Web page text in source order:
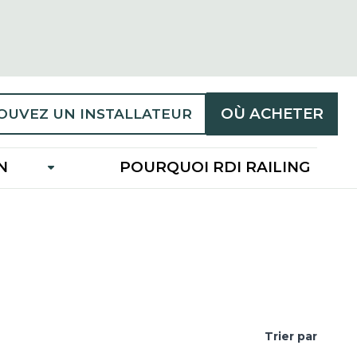
UN INSTALLATEUR OÙ ACHETER
POURQUOI RDI RAILING
Trier par